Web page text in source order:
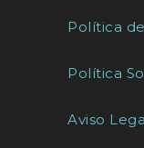
Política
Política
Aviso